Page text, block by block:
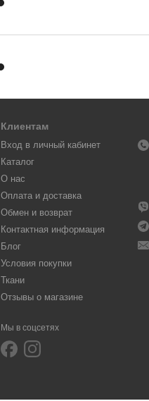
Клиентам
Вход в личный кабинет
Каталог
О нас
Оплата и доставка
Обмен и возврат
Контактная информация
Блог
Условия покупки
Ткани
Отзывы о магазине
Мы в соцсетях